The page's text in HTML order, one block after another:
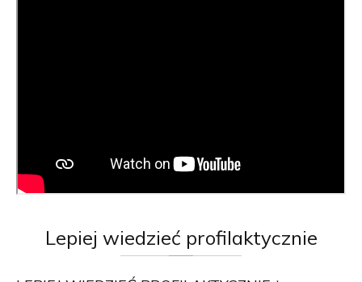
Lepiej wiedzieć profilaktycznie